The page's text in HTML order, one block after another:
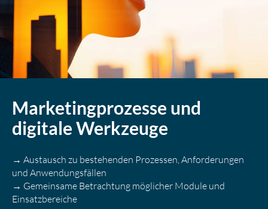
Marketingprozesse und
digitale Werkzeuge
→ Austausch zu bestehenden Prozessen, Anforderungen
und Anwendungsfällen
→ Gemeinsame Betrachtung möglicher Module und
Einsatzbereiche